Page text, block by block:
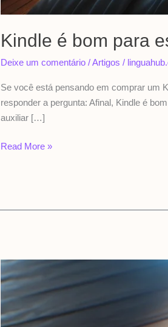
Kindle é bom para
Deixe um comentário /Artigos /
Se você está pensando em comprar um
responder a pergunta: Afinal, Kindle é
auxiliar […]
Read More »
Vale
a
pena
comprar